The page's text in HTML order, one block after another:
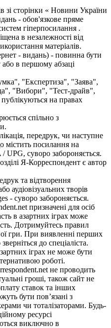
зі сторінки « Новини України
- обов'язкове пряме
гіперпосилання .
в незалежності від
матеріалів.
- видань) - повинна бути
або в першому абзаці
"Експертиза", "Заява",
"Вибори", "Тест-драйв",
на правах
спільно з
передрук, чи наступне
містить посилання на
UPG, суворо забороняється.
Я-Корреспондент є автор
та відтворення
аудіовізуальних творів
- суворо забороняється.
призначені для осіб
в азартних іграх може
Дотримуйтесь правил
гри. При виявленні перших
до спеціаліста.
іграх не може бути
роботі.
не проводить
гроші, також сайт не
ставок та інших
бути пов’язані з
чи тоталізаторами. Будь-
ресурсі
виключно в